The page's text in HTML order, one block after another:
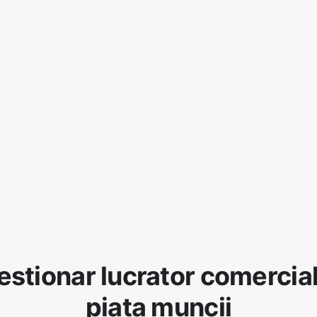
lucrator
piata muncii